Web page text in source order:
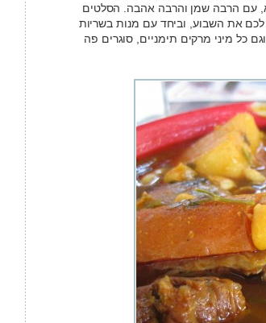
עם הרבה שמן והרבה אהבה. הסלטים
את השבוע, וביחד עם מנות בשריות
כל מיני מרקים תימניים, סוגרים פה